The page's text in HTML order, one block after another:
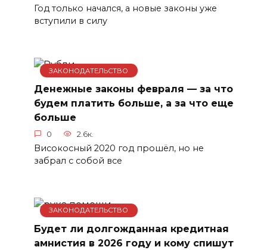
Год только начался, а новые законы уже
вступили в силу
ЗАКОНОДАТЕЛЬСТВО
Денежные законы февраля — за что
будем платить больше, а за что еще
больше
0 2.6к.
Високосный 2020 год прошёл, но не
забрал с собой все
ЗАКОНОДАТЕЛЬСТВО
Будет ли долгожданная кредитная
амнистия в 2026 году и кому спишут